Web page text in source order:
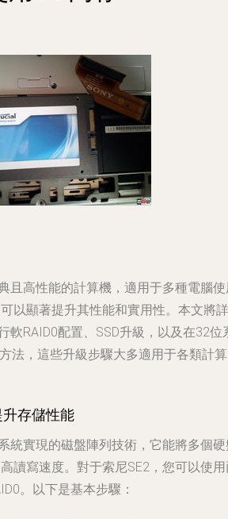
且高性能的計算機，適用于多種電腦
以顯著提升其性能和實用性。本文將詳
軟RAID0配置、SSD升級，以及在32位
法，這些升級步驟大多適用于各類計算
存儲性能
統實現的磁盤陣列技術，它能將多個
讀寫速度。對于索尼SE2，您可以使
。以下是基本步驟：